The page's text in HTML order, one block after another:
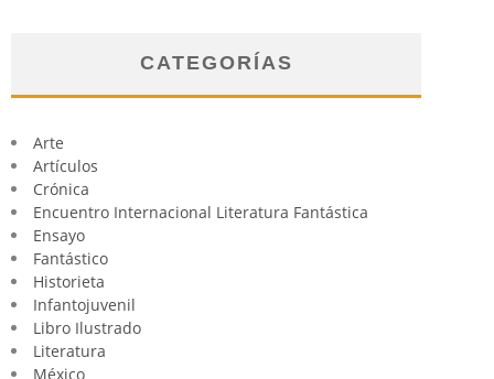
CATEGORÍAS
Arte
Artículos
Crónica
Encuentro Internacional Literatura Fantástica
Ensayo
Fantástico
Historieta
Infantojuvenil
Libro Ilustrado
Literatura
México